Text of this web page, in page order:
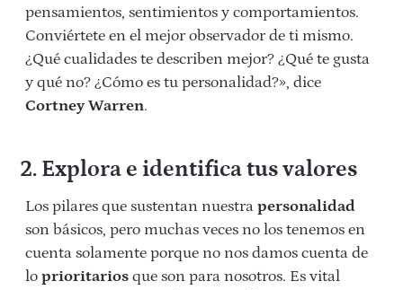
pensamientos, sentimientos y comportamientos.
Conviértete en el mejor observador de ti mismo.
¿Qué cualidades te describen mejor? ¿Qué te gusta
y qué no? ¿Cómo es tu personalidad?», dice
Cortney Warren.
2. Explora e identifica tus valores
Los pilares que sustentan nuestra personalidad
son básicos, pero muchas veces no los tenemos en
cuenta solamente porque no nos damos cuenta de
lo prioritarios que son para nosotros. Es vital